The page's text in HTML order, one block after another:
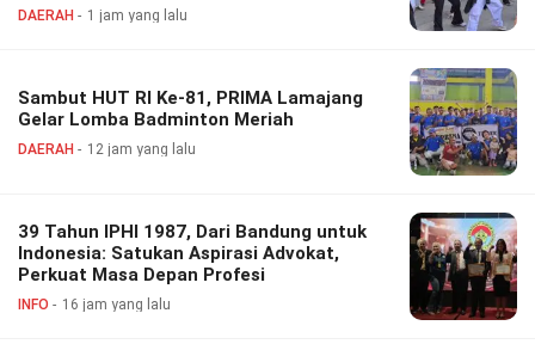
DAERAH 1 jam yang lalu
Sambut HUT RI Ke-81, PRIMA Lamajang
Gelar Lomba Badminton Meriah
DAERAH 12 jam yang lalu
39 Tahun IPHI 1987, Dari Bandung untuk
Indonesia: Satukan Aspirasi Advokat,
Perkuat Masa Depan Profesi
INFO 16 jam yang lalu